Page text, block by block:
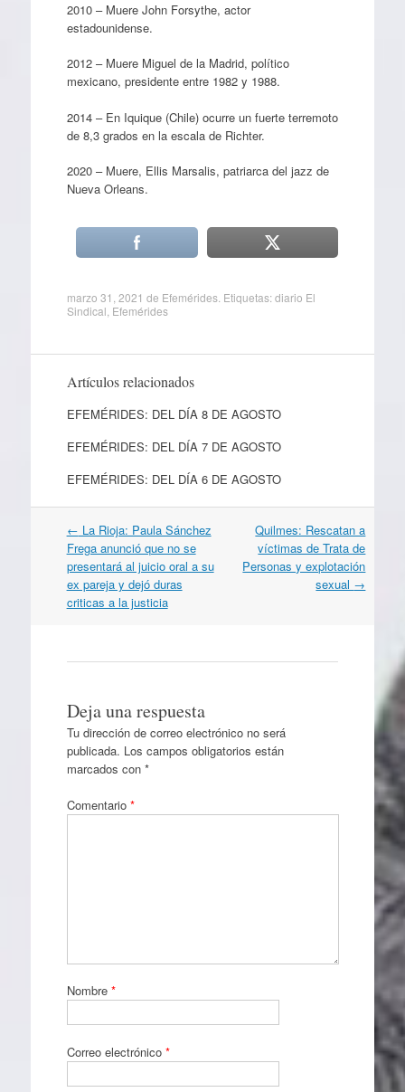
2010 – Muere John Forsythe, actor
estadounidense.
2012 – Muere Miguel de la Madrid, político
mexicano, presidente entre 1982 y 1988.
2014 – En Iquique (Chile) ocurre un fuerte terremoto
de 8,3 grados en la escala de Richter.
2020 – Muere, Ellis Marsalis, patriarca del jazz de
Nueva Orleans.
marzo 31, 2021 de Efemérides. Etiquetas:diario El
Sindical Efemérides
Artículos relacionados
EFEMÉRIDES: DEL DÍA 8 DE AGOSTO
EFEMÉRIDES: DEL DÍA 7 DE AGOSTO
EFEMÉRIDES: DEL DÍA 6 DE AGOSTO
Navegación
por
artículos
← La Rioja: Paula Sánchez
Frega anunció que no se
presentará al juicio oral a su
ex pareja y dejó duras
criticas a la justicia
Quilmes: Rescatan a
víctimas de Trata de
Personas y explotación
sexual →
Deja una respuesta
Tu dirección de correo electrónico no será
publicada. Los campos obligatorios están
marcados con *
Comentario *
Nombre *
Correo electrónico *